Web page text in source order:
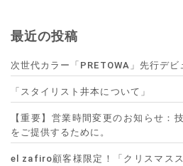
最近の投稿
次世代カラー「PRETOWA」先行デビ
「スタイリスト井本について」
【重要】営業時間変更のお知らせ：
をご提供するために。
el zafiro顧客様限定！「クリスマス